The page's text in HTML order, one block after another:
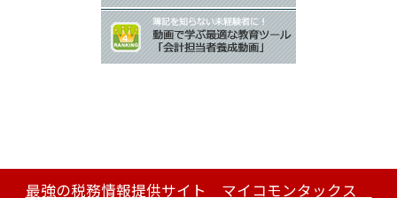
最強の税務情報提供サイト マイコモンタックス